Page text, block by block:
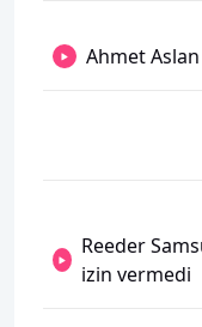
Ahmet Aslan
Reeder
izin vermedi